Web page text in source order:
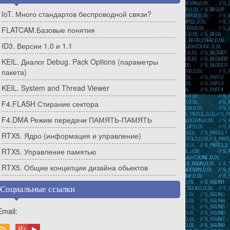
IoT. Много стандартов беспроводной связи?
FLATCAM.Базовые понятия
ID3. Версии 1.0 и 1.1
KEIL. Диалог Debug. Pack Options (параметры
пакета)
KEIL. System and Thread Viewer
F4.FLASH Стирание сектора
F4.DMA Режим передачи ПАМЯТЬ-ПАМЯТЬ
RTX5. Ядро (информация и управление)
RTX5. Управление памятью
RTX5. Общие концепции дизайна обьектов
Социальные ссылки